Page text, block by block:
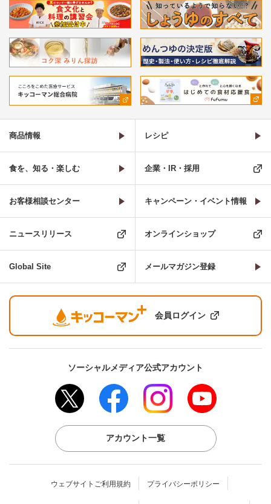
商品情報 レシピ
食を、知る・楽しむ 企業・IR・採用
お客様相談センター キャンペーン・イベント情報
ニュースリリース オンラインショップ
Global Site メールマガジン登録
会員ログイン
ソーシャルメディア公式アカウント
アカウント一覧
ウェブサイトご利用規約 プライバシーポリシー